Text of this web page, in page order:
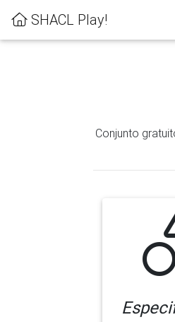
SHACL Play!
Conjunto